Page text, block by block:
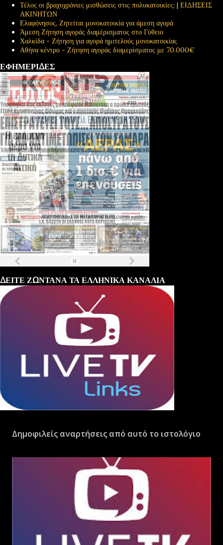
Τέλος οι βραχυχρόνιες μισθώσεις στις πολυκατοικίες; | ΕΙΔΗΣΕΙΣ
ΑΚΙΝΗΤΩΝ
Ελαφόνησος, Ζητείται μονοκατοικία για άμεση αγορά
Άμεση Ζήτηση αγοράς διαμέρισματος στο Γύθειο
Χαλκίδα - Ζήτηση για αγορά ημιτελούς μονοκατοικίας
Αθήνα κέντρο - Ζήτηση αγοράς διαμερίσματος με 70.000€
ΕΦΗΜΕΡΙΔΕΣ
ΔΕΙΤΕ ΖΩΝΤΑΝΑ ΤΑ ΕΛΛΗΝΙΚΑ ΚΑΝΑΛΙΑ
Δημοφιλείς αναρτήσεις από αυτό το ιστολόγιο